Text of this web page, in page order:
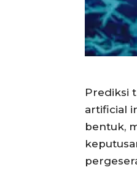
Prediksi
artificial
bentuk,